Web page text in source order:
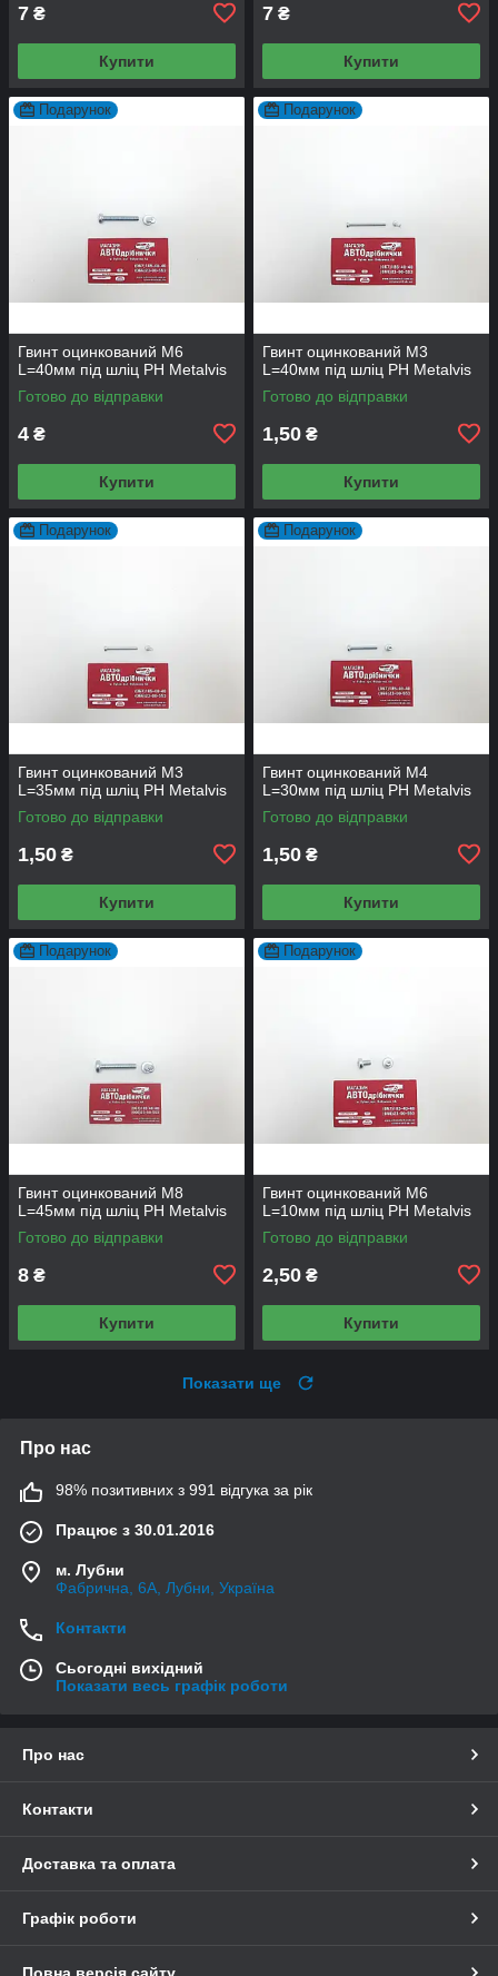
7 ₴
Купити
7 ₴
Купити
Подарунок
Гвинт оцинкований М6
L=40мм під шліц PH Metalvis
Готово до відправки
4 ₴
Купити
Подарунок
Гвинт оцинкований М3
L=40мм під шліц PH Metalvis
Готово до відправки
1,50 ₴
Купити
Подарунок
Гвинт оцинкований М3
L=35мм під шліц PH Metalvis
Готово до відправки
1,50 ₴
Купити
Подарунок
Гвинт оцинкований М4
L=30мм під шліц PH Metalvis
Готово до відправки
1,50 ₴
Купити
Подарунок
Гвинт оцинкований М8
L=45мм під шліц PH Metalvis
Готово до відправки
8 ₴
Купити
Подарунок
Гвинт оцинкований М6
L=10мм під шліц PH Metalvis
Готово до відправки
2,50 ₴
Купити
Показати ще
Про нас
98% позитивних з 991 відгука за рік
Працює з 30.01.2016
м. Лубни
Фабрична, 6А, Лубни, Україна
Контакти
Сьогодні вихідний
Показати весь графік роботи
Про нас
Контакти
Доставка та оплата
Графік роботи